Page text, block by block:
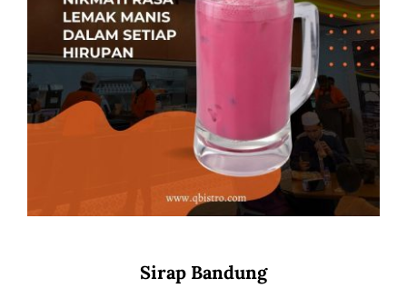
Sirap Bandung